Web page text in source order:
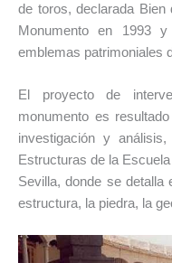
de toros, declarada
Monumento en 1993
emblemas patrimoniales
El proyecto de
monumento es
investigación y
Estructuras de la
Sevilla, donde se detalla
estructura, la piedra, la